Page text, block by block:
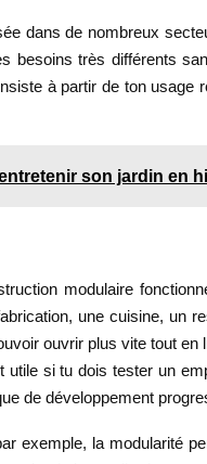
dans de nombreux
besoins très différents
à partir de ton usage
son jardin en
modulaire
une cuisine, un
ouvrir plus vite tout
utile si tu dois tester un
de développement
exemple, la modularité